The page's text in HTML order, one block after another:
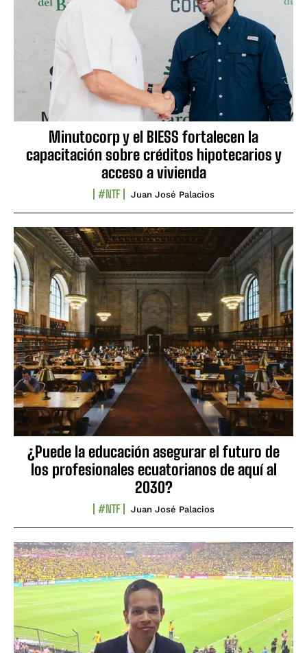
Minutocorp y el BIESS fortalecen la
capacitación sobre créditos hipotecarios y
acceso a vivienda
#NTF Juan José Palacios
¿Puede la educación asegurar el futuro de
los profesionales ecuatorianos de aquí al
2030?
#NTF Juan José Palacios